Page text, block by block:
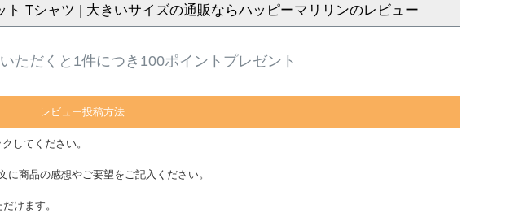
Tシャツ | 大きいサイズの通販ならハッピーマリリンのレビュー
ただくと1件につき100ポイントプレゼント
レビュー投稿方法
してください。
商品の感想やご要望をご記入ください。
けます。